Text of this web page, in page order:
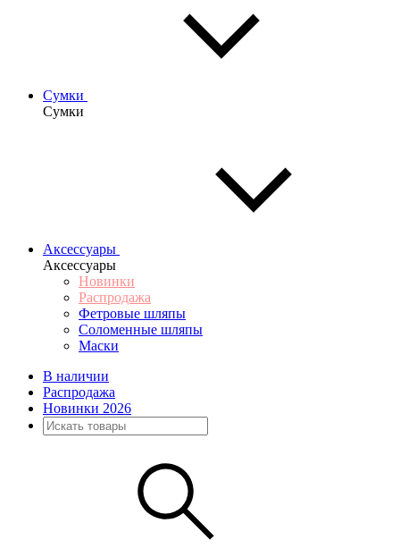
Сумки
Сумки
Аксессуары
Аксессуары
Новинки
Распродажа
Фетровые шляпы
Соломенные шляпы
Маски
В наличии
Распродажа
Новинки 2026